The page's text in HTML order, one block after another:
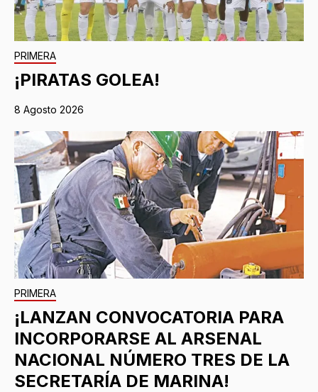
PRIMERA
¡PIRATAS GOLEA!
8 Agosto 2026
PRIMERA
¡LANZAN CONVOCATORIA PARA
INCORPORARSE AL ARSENAL
NACIONAL NÚMERO TRES DE LA
SECRETARÍA DE MARINA!